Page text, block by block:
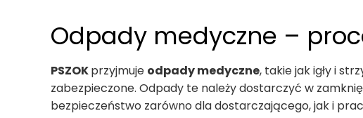
Odpady medyczne –
PSZOKprzyjmuje odpady medyczne, takie jak igły i
zabezpieczone. Odpady te należy dostarczyć w
bezpieczeństwo zarówno dla dostarczającego, jak i